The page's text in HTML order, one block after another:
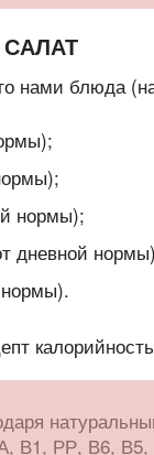
нами блюда
нормы);
дневной
В1, РР, В6,